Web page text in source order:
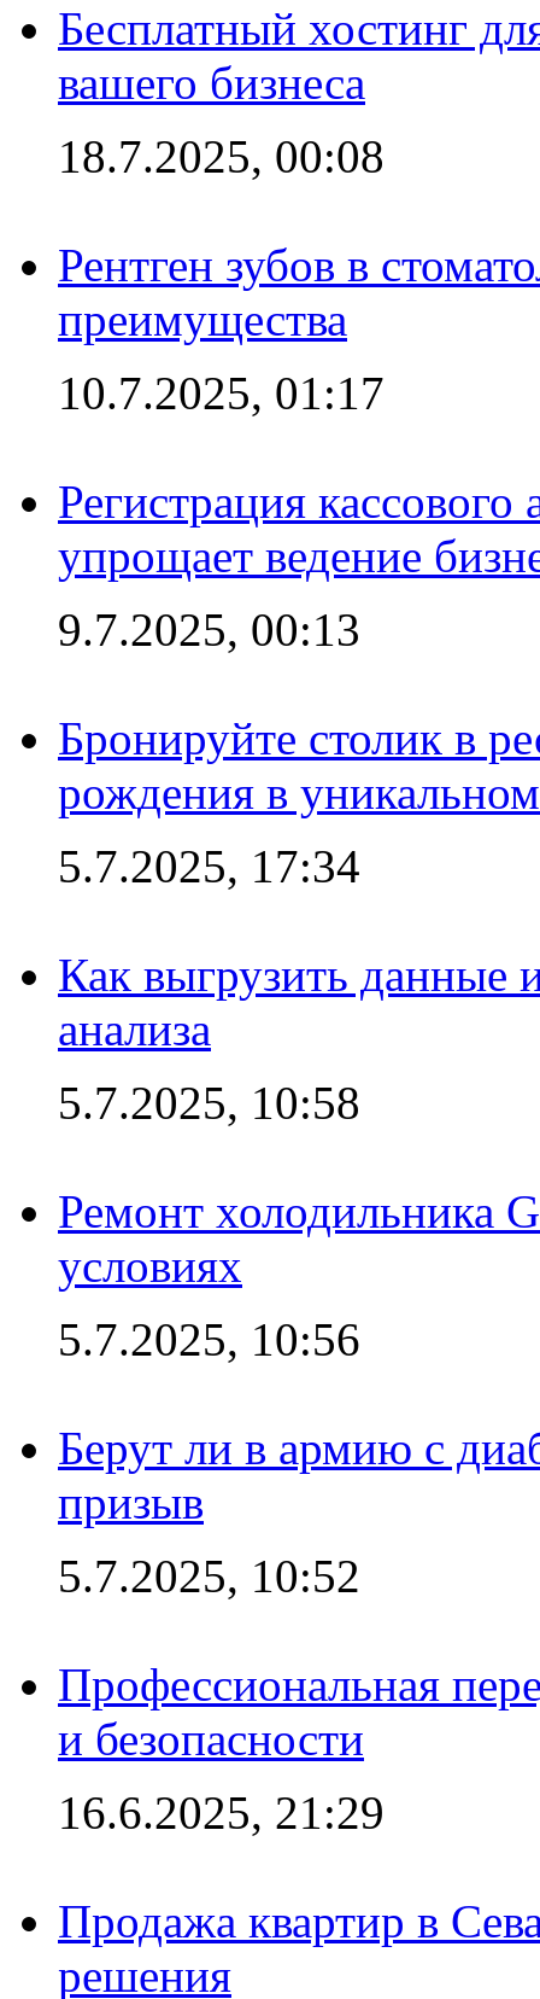
Бесплатный хостинг
вашего бизнеса
18.7.2025, 00:08
Рентген зубов в
преимущества
10.7.2025, 01:17
Регистрация
упрощает ведение
9.7.2025, 00:13
Бронируйте столик в
рождения в
5.7.2025, 17:34
Как выгрузить данные
анализа
5.7.2025, 10:58
Ремонт холодильника
условиях
5.7.2025, 10:56
Берут ли в армию с
призыв
5.7.2025, 10:52
Профессиональная
и безопасности
16.6.2025, 21:29
Продажа квартир в
решения